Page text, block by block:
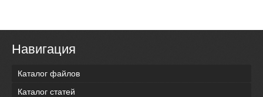
Навигация
Каталог файлов
Каталог статей